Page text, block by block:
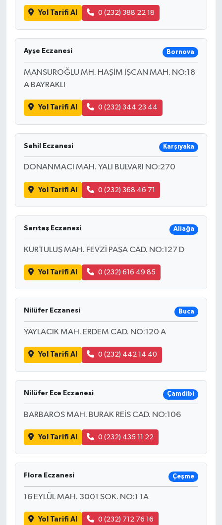
Yol Tarifi Al 0 (232) 388 22 18
Ayşe Eczanesi Bornova
MANSUROĞLU MH. HAŞİM İŞCAN MAH. NO:18
A BAYRAKLI
Yol Tarifi Al 0 (232) 344 23 44
Sahil Eczanesi Karşıyaka
DONANMACI MAH. YALI BULVARI NO:270
Yol Tarifi Al 0 (232) 368 46 71
Sarıtaş Eczanesi Aliağa
KURTULUŞ MAH. FEVZİ PAŞA CAD. NO:127 D
Yol Tarifi Al 0 (232) 616 49 85
Nilüfer Eczanesi Buca
YAYLACIK MAH. ERDEM CAD. NO:120 A
Yol Tarifi Al 0 (232) 442 14 40
Nilüfer Ece Eczanesi Çamdibi
BARBAROS MAH. BURAK REİS CAD. NO:106
Yol Tarifi Al 0 (232) 435 11 22
Flora Eczanesi Çeşme
16 EYLÜL MAH. 3001 SOK. NO:1 1A
Yol Tarifi Al 0 (232) 712 76 16